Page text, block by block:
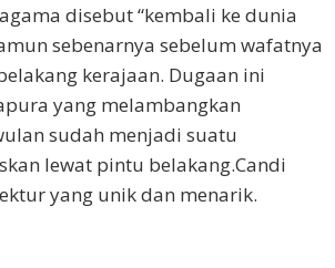
disebut “kembali ke dunia
sebenarnya sebelum wafatnya
kerajaan. Dugaan ini
yang melambangkan
sudah menjadi suatu
lewat pintu belakang.Candi
yang unik dan menarik.